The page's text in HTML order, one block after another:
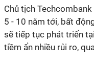
Chủ tịch
5 - 10 năm tới, bất
sẽ tiếp tục phát triển
tiềm ẩn nhiều rủi ro,